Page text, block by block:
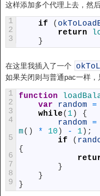
这样添加多个代理上去，然
1
2
3
if (
return
}
在这里我插入了一个
如果关闭则与普通pac一样，
1
2
3
4
5
6
7
8
9
function
var
random =
while( 1 )
{
random
=
m( ) * 10 ) - 1 ) ;
if
(
{
}
}
}